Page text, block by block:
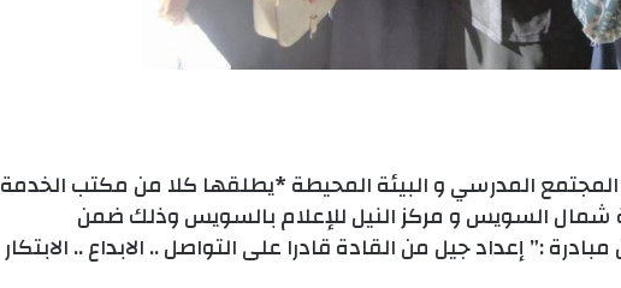
المدرسي و البيئة المحيطة *يطلقها كلا من مكتب الخدمة
شمال السويس و مركز النيل للإعلام بالسويس وذلك ضمن
:” إعداد جيل من القادة قادرا على التواصل .. الابداع .. الابتكار